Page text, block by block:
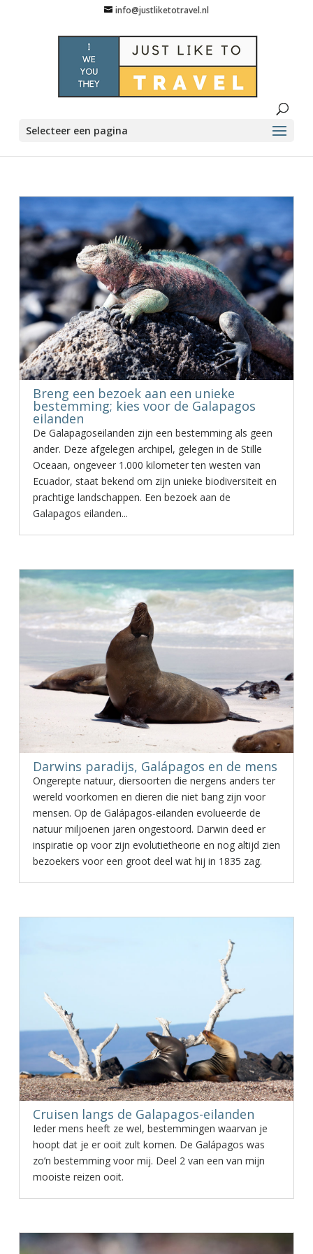
info@justliketotravel.nl
Selecteer een pagina
Breng een bezoek aan een unieke
bestemming; kies voor de Galapagos
eilanden
De Galapagoseilanden zijn een bestemming als geen
ander. Deze afgelegen archipel, gelegen in de Stille
Oceaan, ongeveer 1.000 kilometer ten westen van
Ecuador, staat bekend om zijn unieke biodiversiteit en
prachtige landschappen. Een bezoek aan de
Galapagos eilanden...
Darwins paradijs, Galápagos en de mens
Ongerepte natuur, diersoorten die nergens anders ter
wereld voorkomen en dieren die niet bang zijn voor
mensen. Op de Galápagos-eilanden evolueerde de
natuur miljoenen jaren ongestoord. Darwin deed er
inspiratie op voor zijn evolutietheorie en nog altijd zien
bezoekers voor een groot deel wat hij in 1835 zag.
Cruisen langs de Galapagos-eilanden
Ieder mens heeft ze wel, bestemmingen waarvan je
hoopt dat je er ooit zult komen. De Galápagos was
zo’n bestemming voor mij. Deel 2 van een van mijn
mooiste reizen ooit.